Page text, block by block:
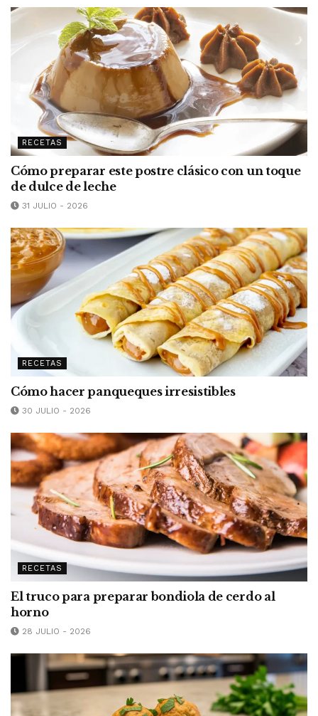
RECETAS
Cómo preparar este postre clásico con un toque
de dulce de leche
31 JULIO - 2026
RECETAS
Cómo hacer panqueques irresistibles
30 JULIO - 2026
RECETAS
El truco para preparar bondiola de cerdo al
horno
28 JULIO - 2026